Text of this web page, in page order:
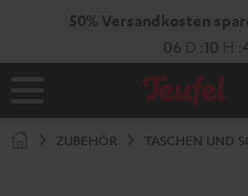
Startseite
ZUBEHÖR TASCHEN UND